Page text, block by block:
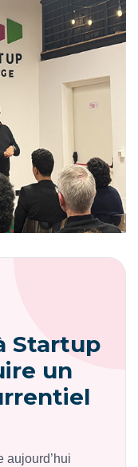
Startup
un
aujourd’hui